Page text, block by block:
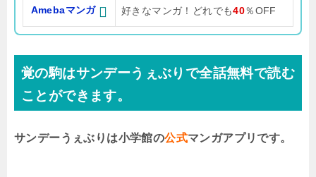
Amebaマンガ 好きなマンガ！どれでも40％OFF
覚の駒はサンデーうぇぶりで全話無料で読む
ことができます。
サンデーうぇぶりは小学館の公式マンガアプリです。